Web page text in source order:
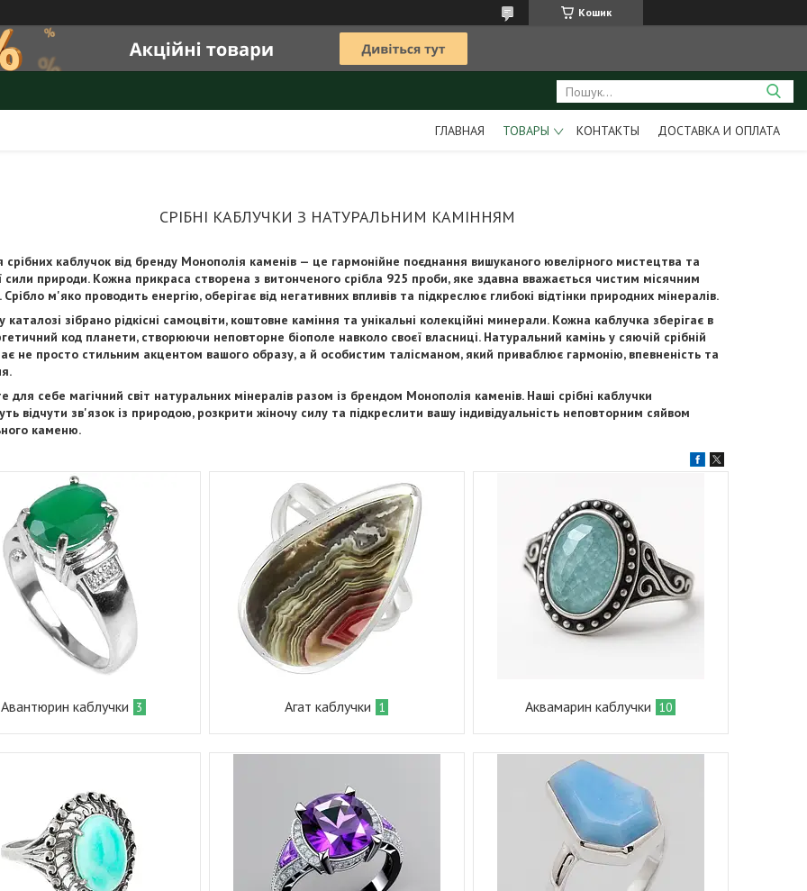
Кошик
ГЛАВНАЯ ТОВАРЫ КОНТАКТЫ ДОСТАВКА И ОПЛАТА
СРІБНІ КАБЛУЧКИ З НАТУРАЛЬНИМ КАМІННЯМ
срібних каблучок від бренду Монополія каменів — це гармонійне поєднання вишуканого ювелірного мистецтва та
сили природи. Кожна прикраса створена з витонченого срібла 925 проби, яке здавна вважається чистим місячним
м'яко проводить енергію, оберігає від негативних впливів та підкреслює глибокі відтінки природних мінералів.
зібрано рідкісні самоцвіти, коштовне каміння та унікальні колекційні минерали. Кожна каблучка зберігає в
код планети, створюючи неповторне біополе навколо своєї власниці. Натуральний камінь у сяючій срібній
не просто стильним акцентом вашого образу, а й особистим талісманом, який приваблює гармонію, впевненість та
для себе магічний світ натуральних мінералів разом із брендом Монополія каменів. Наші срібні каблучки
відчути зв'язок із природою, розкрити жіночу силу та підкреслити вашу індивідуальність неповторним сяйвом
каменю.
Авантюрин каблучки 3 Агат каблучки 1 Аквамарин каблучки 10